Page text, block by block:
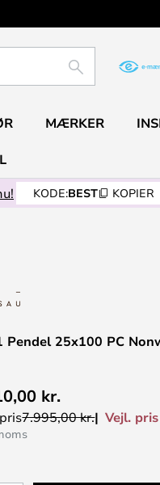
SØG
MÆRKER
KODE:BEST KOPIER
Pendel 25x100 PC
kr.
7.995,00 kr. Vejl.